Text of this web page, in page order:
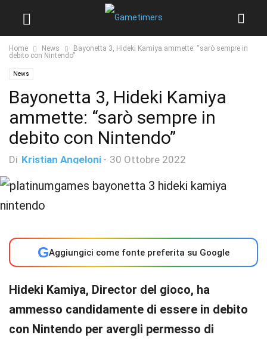
Home News
Bayonetta 3, Hideki Kamiya ammette: “sarò sempre in
debito con Nintendo”
News
Bayonetta 3, Hideki Kamiya
ammette: “sarò sempre in
debito con Nintendo”
Di Kristian Angeloni - 30 Ottobre 2022
GAggiungici come fonte preferita su Google
Hideki Kamiya, Director del gioco, ha
ammesso candidamente di essere in debito
con Nintendo per avergli permesso di